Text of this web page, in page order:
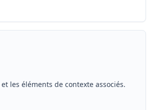
les éléments de contexte associés.